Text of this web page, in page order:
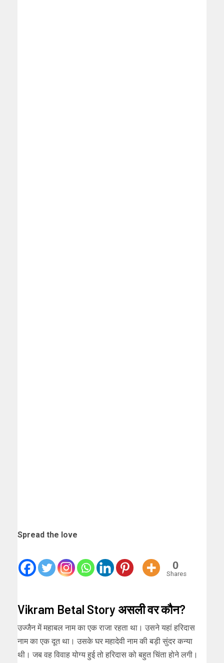
Spread the love
0
Shares
Vikram Betal Story असली वर कौन?
उज्जैन में महाबल नाम का एक राजा रहता था। उसने यहां हरिदास
नाम का एक दूत था। उसके घर महादेवी नाम की बड़ी सुंदर कन्या
थी। जब वह विवाह योग्य हुई तो हरिदास को बहुत चिंता होने लगी।